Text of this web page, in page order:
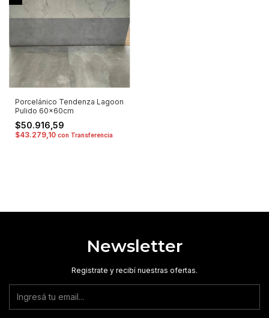
Porcelánico Tendenza Lagoon
Pulido 60x60cm
$50.916,59
$43.279,10 con Transferencia
Newsletter
Registrate y recibí nuestras ofertas.